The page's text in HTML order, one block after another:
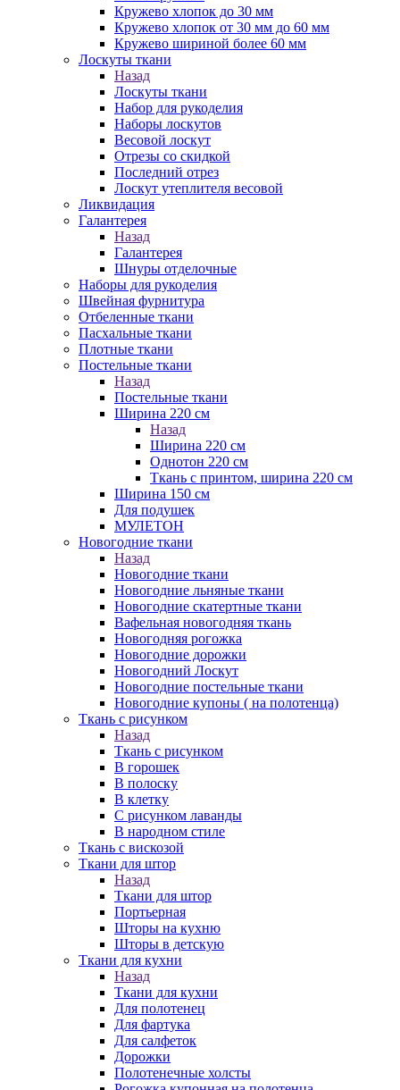
Кружево хлопок до 30 мм
Кружево хлопок от 30 мм до 60 мм
Кружево шириной более 60 мм
Лоскуты ткани
Назад
Лоскуты ткани
Набор для рукоделия
Наборы лоскутов
Весовой лоскут
Отрезы со скидкой
Последний отрез
Лоскут утеплителя весовой
Ликвидация
Галантерея
Назад
Галантерея
Шнуры отделочные
Наборы для рукоделия
Швейная фурнитура
Отбеленные ткани
Пасхальные ткани
Плотные ткани
Постельные ткани
Назад
Постельные ткани
Ширина 220 см
Назад
Ширина 220 см
Однотон 220 см
Ткань с принтом, ширина 220 см
Ширина 150 см
Для подушек
МУЛЕТОН
Новогодние ткани
Назад
Новогодние ткани
Новогодние льняные ткани
Новогодние скатертные ткани
Вафельная новогодняя ткань
Новогодняя рогожка
Новогодние дорожки
Новогодний Лоскут
Новогодние постельные ткани
Новогодние купоны ( на полотенца)
Ткань с рисунком
Назад
Ткань с рисунком
В горошек
В полоску
В клетку
С рисунком лаванды
В народном стиле
Ткань с вискозой
Ткани для штор
Назад
Ткани для штор
Портьерная
Шторы на кухню
Шторы в детскую
Ткани для кухни
Назад
Ткани для кухни
Для полотенец
Для фартука
Для салфеток
Дорожки
Полотенечные холсты